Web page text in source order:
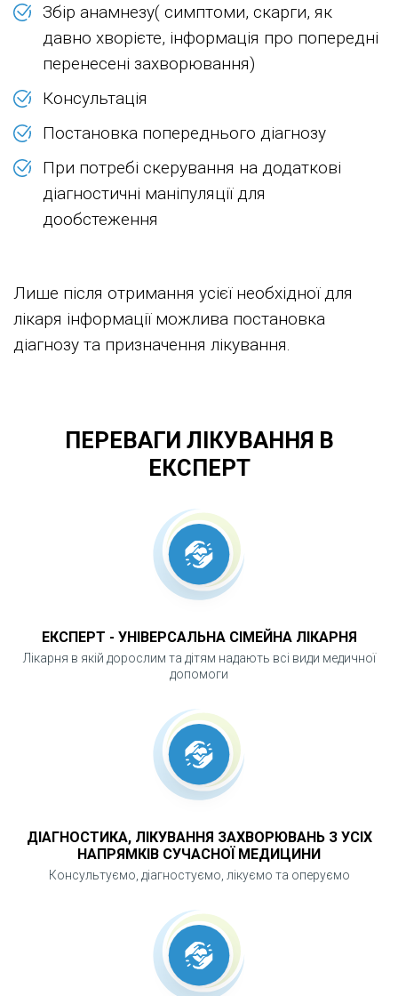
Збір анамнезу( симптоми, скарги, як
давно хворієте, інформація про попередні
перенесені захворювання)
Консультація
Постановка попереднього діагнозу
При потребі скерування на додаткові
діагностичні маніпуляції для
дообстеження
Лише після отримання усієї необхідної для
лікаря інформації можлива постановка
діагнозу та призначення лікування.
ПЕРЕВАГИ ЛІКУВАННЯ В
ЕКСПЕРТ
ЕКСПЕРТ - УНІВЕРСАЛЬНА СІМЕЙНА ЛІКАРНЯ
Лікарня в якій дорослим та дітям надають всі види медичної
допомоги
ДІАГНОСТИКА, ЛІКУВАННЯ ЗАХВОРЮВАНЬ З УСІХ
НАПРЯМКІВ СУЧАСНОЇ МЕДИЦИНИ
Консультуємо, діагностуємо, лікуємо та оперуємо